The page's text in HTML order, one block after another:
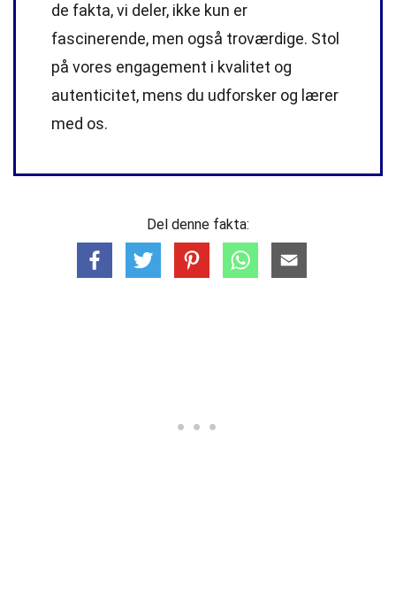
de fakta, vi deler, ikke kun er
fascinerende, men også troværdige. Stol
på vores engagement i kvalitet og
autenticitet, mens du udforsker og lærer
med os.
Del denne fakta: